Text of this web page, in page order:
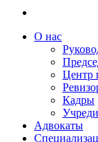
О нас
Центр
Кадры
Адвокаты